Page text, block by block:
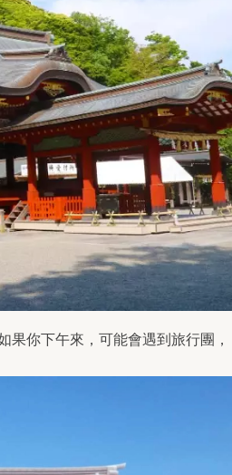
你下午來，可能會遇到旅行團，